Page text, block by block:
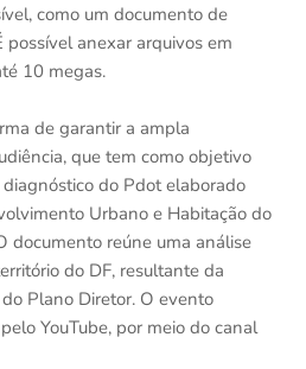
como um documento de
possível anexar arquivos em
10 megas.
de garantir a ampla
que tem como objetivo
do Pdot elaborado
Urbano e Habitação do
documento reúne uma análise
do DF, resultante da
Plano Diretor. O evento
YouTube, por meio do canal